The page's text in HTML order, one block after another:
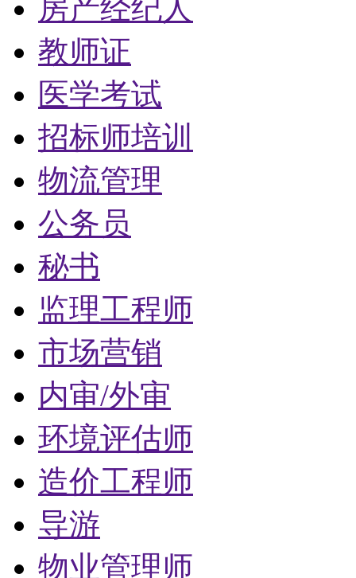
房产经纪人
教师证
医学考试
招标师培训
物流管理
公务员
秘书
监理工程师
市场营销
内审/外审
环境评估师
造价工程师
导游
物业管理师